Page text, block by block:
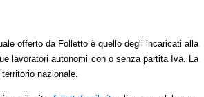
offerto da Folletto è quello degli incaricati alla
lavoratori autonomi con o senza partita Iva. La
nazionale.